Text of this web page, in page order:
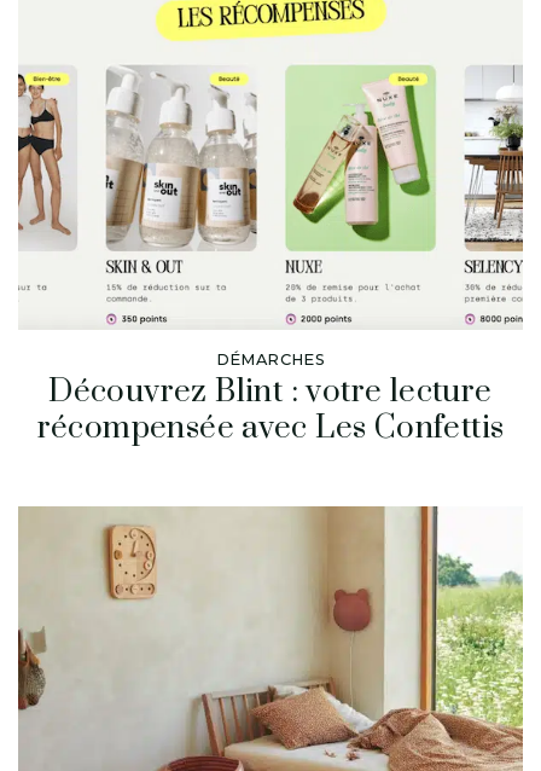
DÉMARCHES
Découvrez Blint : votre lecture
récompensée avec Les Confettis